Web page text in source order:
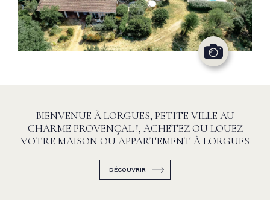
BIENVENUE À LORGUES, PETITE VILLE AU
CHARME PROVENÇAL !, ACHETEZ OU LOUEZ
VOTRE MAISON OU APPARTEMENT À LORGUES
DÉCOUVRIR